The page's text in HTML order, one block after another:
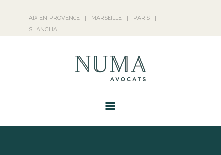
AIX-EN-PROVENCE | MARSEILLE | PARIS
|
SHANGHAI
NOS ACTIVITÉS
FRANÇAIS